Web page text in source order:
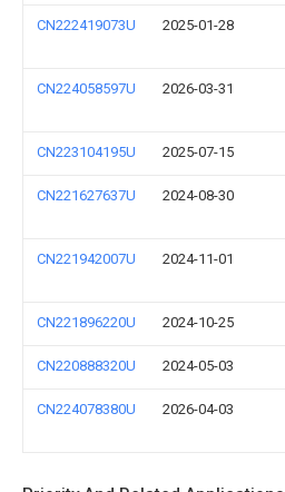
CN222419073U 2025-01-28
CN224058597U 2026-03-31
CN223104195U 2025-07-15
CN221627637U 2024-08-30
CN221942007U 2024-11-01
CN221896220U 2024-10-25
CN220888320U 2024-05-03
CN224078380U 2026-04-03